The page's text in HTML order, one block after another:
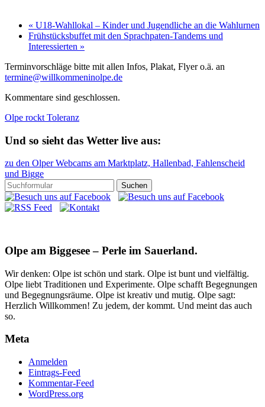
« U18-Wahllokal – Kinder und Jugendliche an die Wahlurnen
Frühstücksbuffet mit den Sprachpaten-Tandems und
Interessierten »
Terminvorschläge bitte mit allen Infos, Plakat, Flyer o.ä. an
termine@willkommeninolpe.de
Kommentare sind geschlossen.
Olpe rockt Toleranz
Und so sieht das Wetter live aus:
zu den Olper Webcams am Marktplatz, Hallenbad, Fahlenscheid
und Bigge
Olpe am Biggesee – Perle im Sauerland.
Wir denken: Olpe ist schön und stark. Olpe ist bunt und vielfältig.
Olpe liebt Traditionen und Experimente. Olpe schafft Begegnungen
und Begegnungsräume. Olpe ist kreativ und mutig. Olpe sagt:
Herzlich Willkommen! Zu jedem, der kommt. Und meint das auch
so.
Meta
Anmelden
Eintrags-Feed
Kommentar-Feed
WordPress.org